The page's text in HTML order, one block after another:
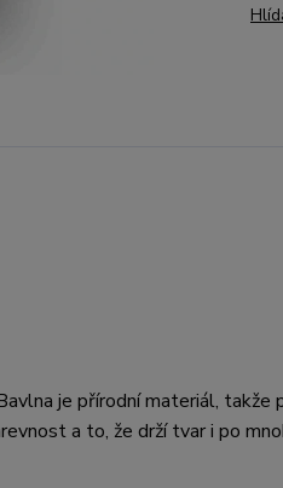
je přírodní materiál, takže
a to, že drží tvar i po